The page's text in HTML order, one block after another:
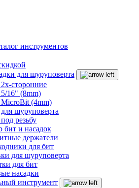
инструментов
для шуруповерта
сторонние
16" (8mm)
(4mm)
шуруповерта
резьбу
бит и насадок
держатели
для бит
для шуруповерта
для бит
насадки
инструмент